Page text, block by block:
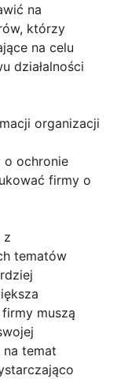
na
którzy
na celu
działalności
organizacji
ochronie
firmy o
z
tematów
muszą
na temat